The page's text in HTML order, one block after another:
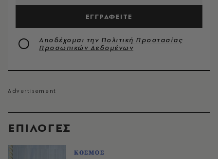
EΠΙΛΟΓΈΣ
ΚΟΣΜΟΣ
ΕΓΓΡΑΦΕΙΤΕ
Αποδέχομαι την Πολιτική Προστασίας
Προσωπικών Δεδομένων